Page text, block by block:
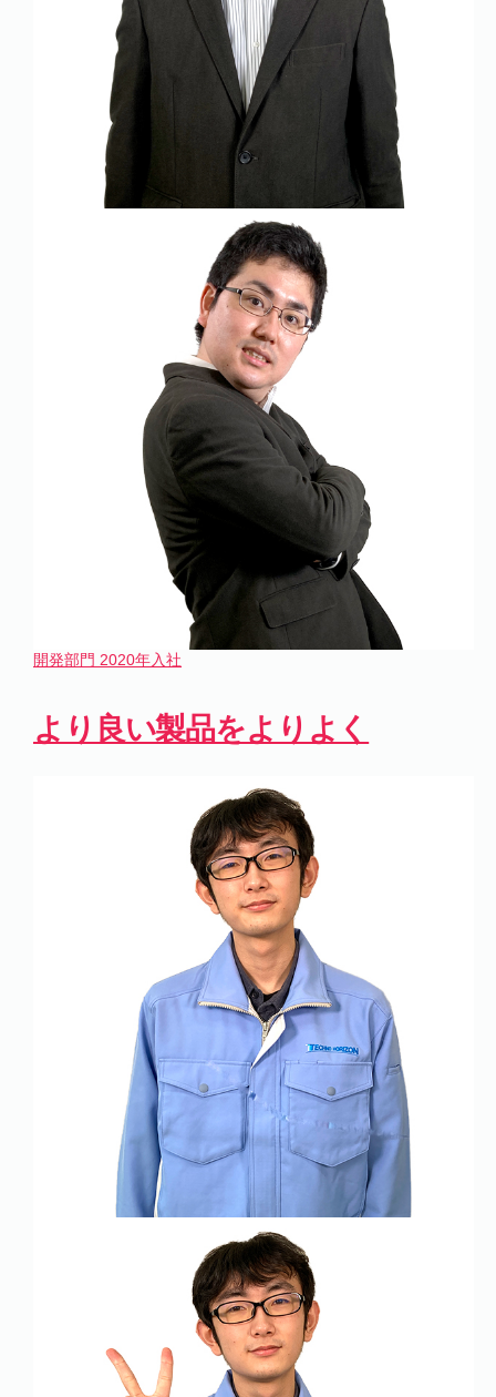
開発部門 2020年入社
より良い製品をよりよく